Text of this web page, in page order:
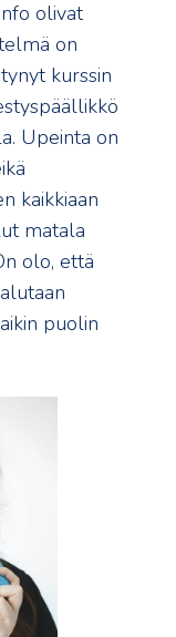
olivat
on
kurssin
Upeinta on
kaikkiaan
matala
olo, että
puolin